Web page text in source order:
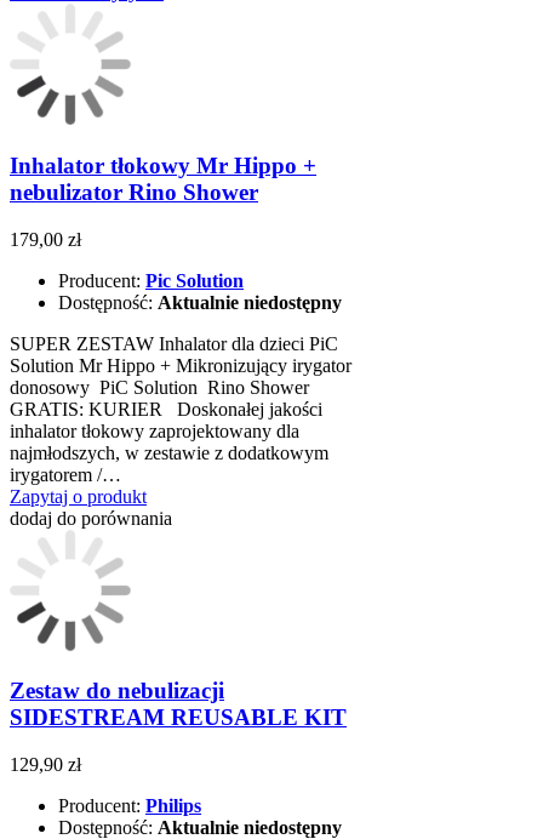
Inhalator tłokowy Mr Hippo +
nebulizator Rino Shower
179,00 zł
Producent: Pic Solution
Dostępność: Aktualnie niedostępny
SUPER ZESTAW Inhalator dla dzieci PiC
Solution Mr Hippo + Mikronizujący irygator
donosowy PiC Solution Rino Shower
GRATIS: KURIER Doskonałej jakości
inhalator tłokowy zaprojektowany dla
najmłodszych, w zestawie z dodatkowym
irygatorem /…
Zapytaj o produkt
dodaj do porównania
Zestaw do nebulizacji
SIDESTREAM REUSABLE KIT
129,90 zł
Producent: Philips
Dostępność: Aktualnie niedostępny